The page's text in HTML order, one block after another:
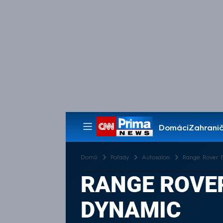
Domácí
Pořady
Domů Pořady Autosalon Range Rover
RANGE
DYNAMIC